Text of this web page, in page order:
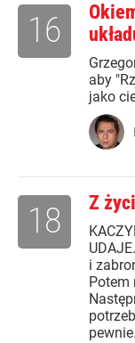
aby
jako
16
Z
i
Potem
18